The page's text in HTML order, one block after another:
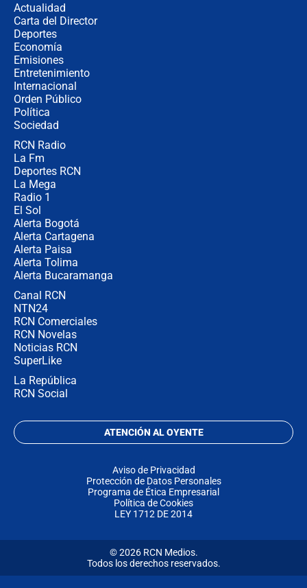
Actualidad
Carta del Director
Deportes
Economía
Emisiones
Entretenimiento
Internacional
Orden Público
Política
Sociedad
RCN Radio
La Fm
Deportes RCN
La Mega
Radio 1
El Sol
Alerta Bogotá
Alerta Cartagena
Alerta Paisa
Alerta Tolima
Alerta Bucaramanga
Canal RCN
NTN24
RCN Comerciales
RCN Novelas
Noticias RCN
SuperLike
La República
RCN Social
ATENCIÓN AL OYENTE
Aviso de Privacidad
Protección de Datos Personales
Programa de Ética Empresarial
Política de Cookies
LEY 1712 DE 2014
© 2026 RCN Medios.
Todos los derechos reservados.